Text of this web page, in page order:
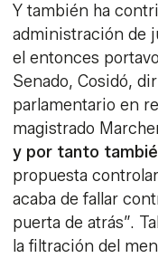
Y también ha
administración de
el entonces
Senado, Cosidó,
parlamentario en
magistrado
y por tanto
propuesta
acaba de fallar
puerta de atrás”.
la filtración del